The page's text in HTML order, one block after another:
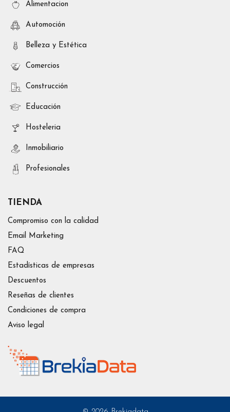
Alimentacion
Automoción
Belleza y Estética
Comercios
Construcción
Educación
Hosteleria
Inmobiliario
Profesionales
TIENDA
Compromiso con la calidad
Email Marketing
FAQ
Estadísticas de empresas
Descuentos
Reseñas de clientes
Condiciones de compra
Aviso legal